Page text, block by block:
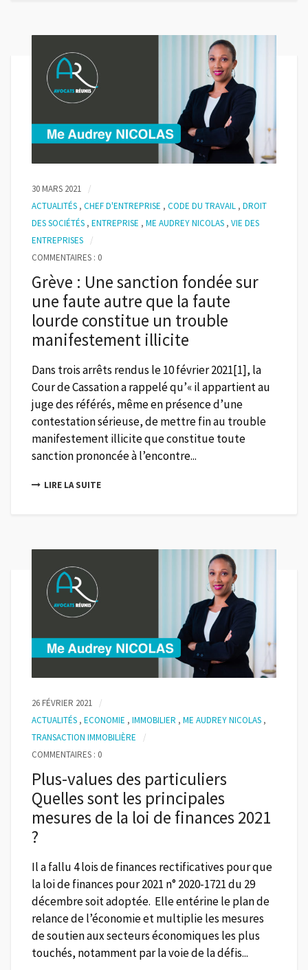
30 MARS 2021
ACTUALITÉS , CHEF D'ENTREPRISE , CODE DU TRAVAIL , DROIT
DES SOCIÉTÉS , ENTREPRISE , ME AUDREY NICOLAS , VIE DES
ENTREPRISES
COMMENTAIRES : 0
Grève : Une sanction fondée sur
une faute autre que la faute
lourde constitue un trouble
manifestement illicite
Dans trois arrêts rendus le 10 février 2021[1], la
Cour de Cassation a rappelé qu’« il appartient au
juge des référés, même en présence d’une
contestation sérieuse, de mettre fin au trouble
manifestement illicite que constitue toute
sanction prononcée à l’encontre...
LIRE LA SUITE
26 FÉVRIER 2021
ACTUALITÉS , ECONOMIE , IMMOBILIER , ME AUDREY NICOLAS ,
TRANSACTION IMMOBILIÈRE
COMMENTAIRES : 0
Plus-values des particuliers
Quelles sont les principales
mesures de la loi de finances 2021
?
Il a fallu 4 lois de finances rectificatives pour que
la loi de finances pour 2021 n° 2020-1721 du 29
décembre soit adoptée. Elle entérine le plan de
relance de l’économie et multiplie les mesures
de soutien aux secteurs économiques les plus
touchés, notamment par la voie de la défis...